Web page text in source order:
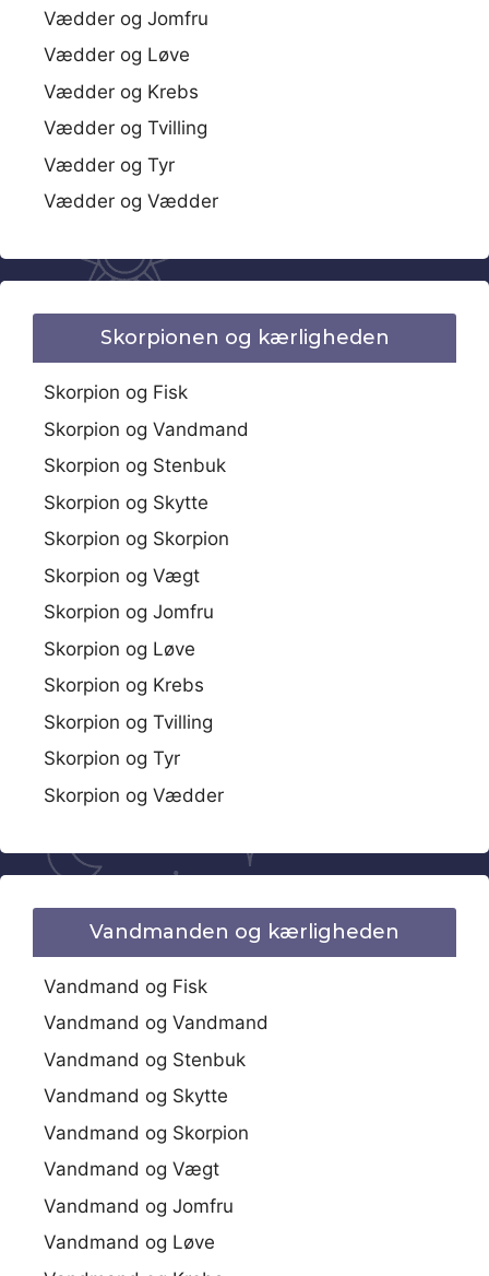
Vædder og Jomfru
Vædder og Løve
Vædder og Krebs
Vædder og Tvilling
Vædder og Tyr
Vædder og Vædder
Skorpionen og kærligheden
Skorpion og Fisk
Skorpion og Vandmand
Skorpion og Stenbuk
Skorpion og Skytte
Skorpion og Skorpion
Skorpion og Vægt
Skorpion og Jomfru
Skorpion og Løve
Skorpion og Krebs
Skorpion og Tvilling
Skorpion og Tyr
Skorpion og Vædder
Vandmanden og kærligheden
Vandmand og Fisk
Vandmand og Vandmand
Vandmand og Stenbuk
Vandmand og Skytte
Vandmand og Skorpion
Vandmand og Vægt
Vandmand og Jomfru
Vandmand og Løve